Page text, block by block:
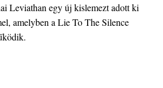
Leviathan egy új kislemezt adott ki
amelyben a Lie To The Silence